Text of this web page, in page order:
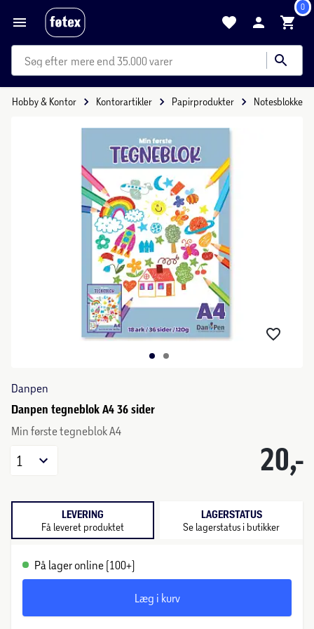
0
mere end 35.000 varer
Hobby & Kontor Kontorartikler Papirprodukter Notesblokke
Danpen
Danpen tegneblok A4 36 sider
Min første tegneblok A4
20,-
1
LEVERING
Få leveret produktet
LAGERSTATUS
Se lagerstatus i butikker
På lager online (100+)
Læg i kurv